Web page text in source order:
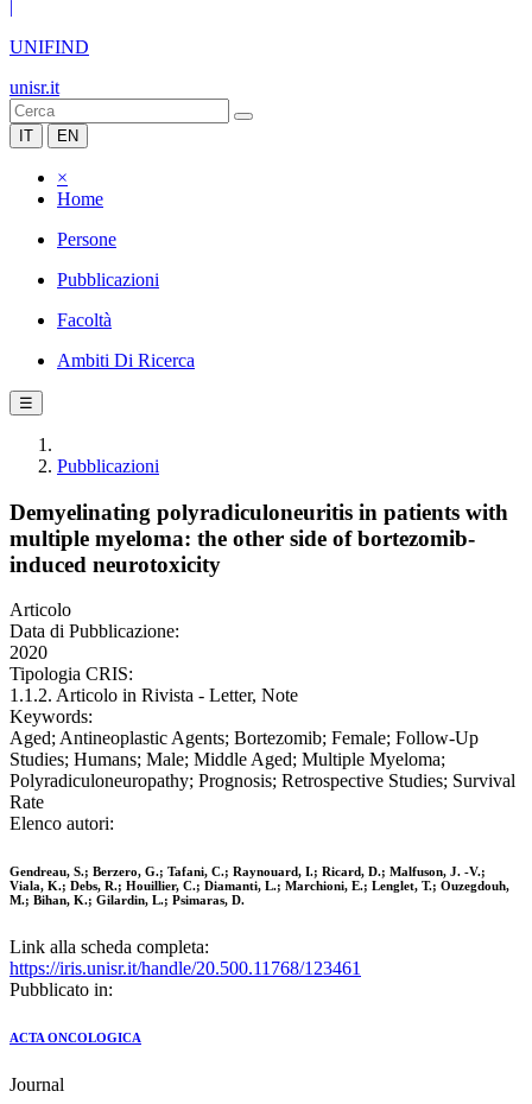
|
UNIFIND
unisr.it
IT EN
×
Home
Persone
Pubblicazioni
Facoltà
Ambiti Di Ricerca
☰
Pubblicazioni
Demyelinating polyradiculoneuritis in patients with
multiple myeloma: the other side of bortezomib-
induced neurotoxicity
Articolo
Data di Pubblicazione:
2020
Tipologia CRIS:
1.1.2. Articolo in Rivista - Letter, Note
Keywords:
Aged; Antineoplastic Agents; Bortezomib; Female; Follow-Up
Studies; Humans; Male; Middle Aged; Multiple Myeloma;
Polyradiculoneuropathy; Prognosis; Retrospective Studies; Survival
Rate
Elenco autori:
Gendreau, S.; Berzero, G.; Tafani, C.; Raynouard, I.; Ricard, D.; Malfuson, J. -V.;
Viala, K.; Debs, R.; Houillier, C.; Diamanti, L.; Marchioni, E.; Lenglet, T.; Ouzegdouh,
M.; Bihan, K.; Gilardin, L.; Psimaras, D.
Link alla scheda completa:
https://iris.unisr.it/handle/20.500.11768/123461
Pubblicato in:
ACTA ONCOLOGICA
Journal